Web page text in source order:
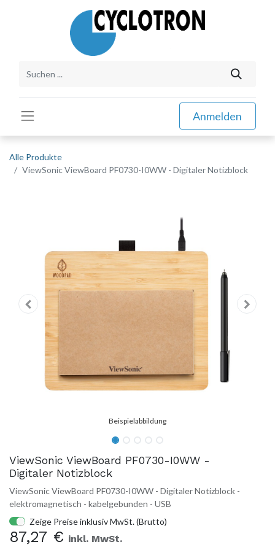
Anmelden
Alle Produkte
ViewSonic ViewBoard PF0730-I0WW - Digitaler Notizblock
ViewSonic ViewBoard PF0730-I0WW -
Digitaler Notizblock
ViewSonic ViewBoard PF0730-I0WW - Digitaler Notizblock -
elektromagnetisch - kabelgebunden - USB
Zeige Preise inklusiv MwSt. (Brutto)
87,27 € inkl. MwSt.